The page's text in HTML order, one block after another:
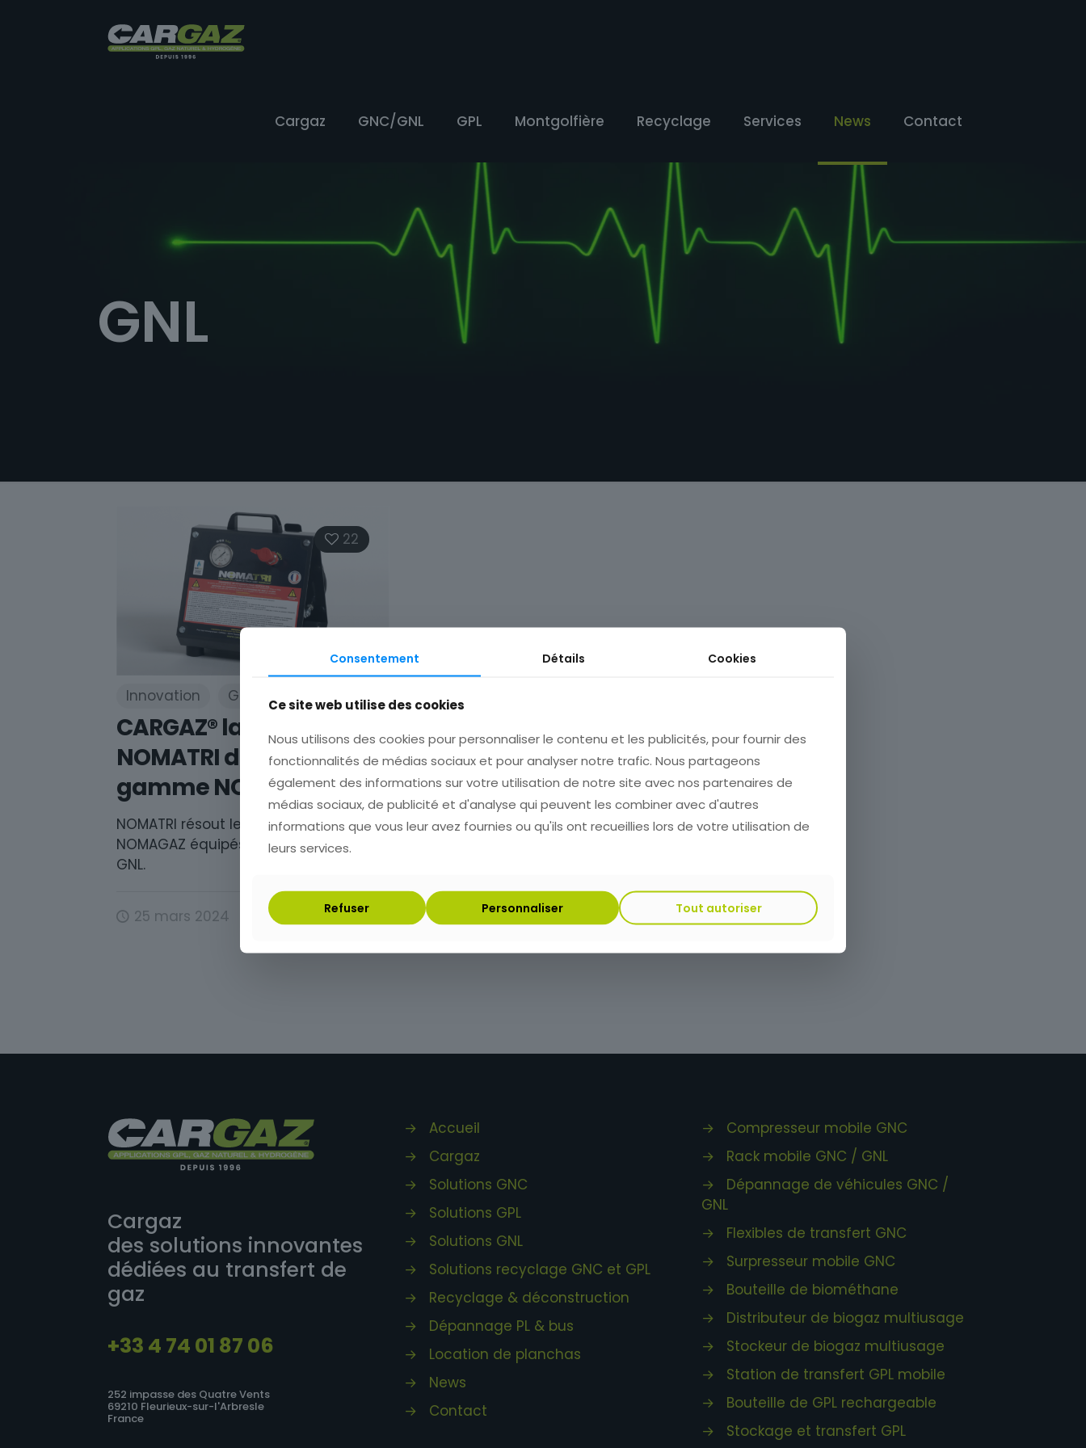
Cargaz GNC/GNL GPL Montgolfière Recyclage Services News Contact
GNL
22
Innovation GNL
CARGAZ® lance
NOMATRI dans la
gamme NOMAGAZ®
NOMATRI résout le problème des RACK
NOMAGAZ équipés en GNC et non en
GNL.
25 mars 2024
Cargaz
des solutions innovantes
dédiées au transfert de
gaz
+33 4 74 01 87 06
252 impasse des Quatre Vents
69210 Fleurieux-sur-l'Arbresle
France
→
Accueil
→
Cargaz
→
Solutions GNC
→
Solutions GPL
→
Solutions GNL
→
Solutions recyclage GNC et GPL
→
Recyclage & déconstruction
→
Dépannage PL & bus
→
Location de planchas
→
News
→
Contact
→
Compresseur mobile GNC
→
Rack mobile GNC / GNL
→
Dépannage de véhicules GNC /
GNL
→
Flexibles de transfert GNC
→
Surpresseur mobile GNC
→
Bouteille de biométhane
→
Distributeur de biogaz multiusage
→
Stockeur de biogaz multiusage
→
Station de transfert GPL mobile
→
Bouteille de GPL rechargeable
→
Stockage et transfert GPL
Consentement Détails Cookies
Ce site web utilise des cookies
Nous utilisons des cookies pour personnaliser le contenu et les publicités, pour fournir des
fonctionnalités de médias sociaux et pour analyser notre trafic. Nous partageons
également des informations sur votre utilisation de notre site avec nos partenaires de
médias sociaux, de publicité et d'analyse qui peuvent les combiner avec d'autres
informations que vous leur avez fournies ou qu'ils ont recueillies lors de votre utilisation de
leurs services.
Refuser Personnaliser Tout autoriser